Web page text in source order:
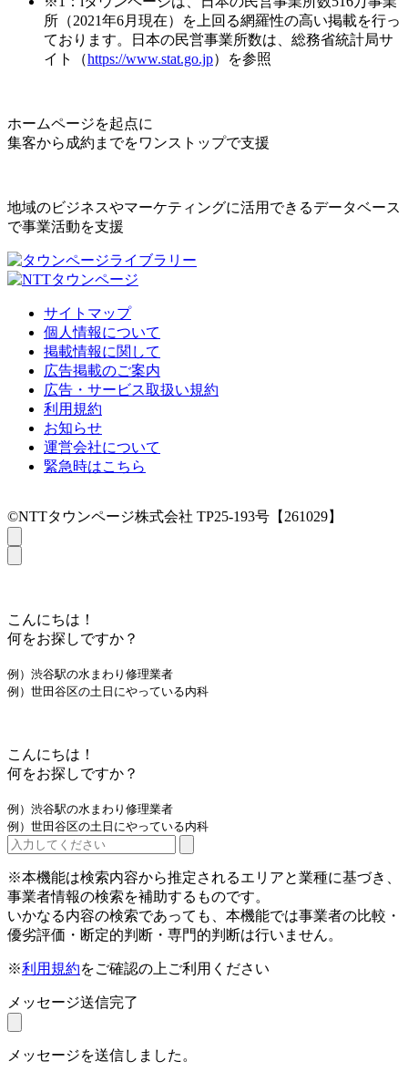
所（2021年6月現在）を上回る網羅性の高い掲載を行っ
ております。日本の民営事業所数は、総務省統計局サ
イト（https://www.stat.go.jp）を参照
ホームページを起点に
集客から成約までをワンストップで支援
地域のビジネスやマーケティングに活用できるデータベース
で事業活動を支援
サイトマップ
個人情報について
掲載情報に関して
広告掲載のご案内
広告・サービス取扱い規約
利用規約
お知らせ
運営会社について
緊急時はこちら
©NTTタウンページ株式会社 TP25-193号【261029】
こんにちは！
何をお探しですか？
例）渋谷駅の水まわり修理業者
例）世田谷区の土日にやっている内科
こんにちは！
何をお探しですか？
例）渋谷駅の水まわり修理業者
例）世田谷区の土日にやっている内科
※本機能は検索内容から推定されるエリアと業種に基づき、
事業者情報の検索を補助するものです。
いかなる内容の検索であっても、本機能では事業者の比較・
優劣評価・断定的判断・専門的判断は行いません。
※利用規約をご確認の上ご利用ください
メッセージ送信完了
メッセージを送信しました。